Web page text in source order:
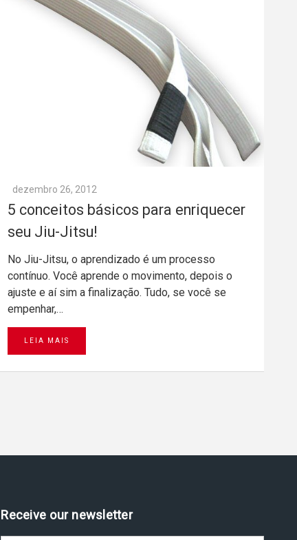
dezembro 26, 2012
5 conceitos básicos para enriquecer
seu Jiu-Jitsu!
No Jiu-Jitsu, o aprendizado é um processo
contínuo. Você aprende o movimento, depois o
ajuste e aí sim a finalização. Tudo, se você se
empenhar,…
LEIA MAIS
Receive our newsletter